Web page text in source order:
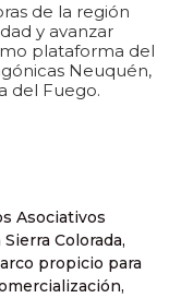
de la región
y avanzar
plataforma del
Neuquén,
del Fuego.
Asociativos
Colorada,
propicio para